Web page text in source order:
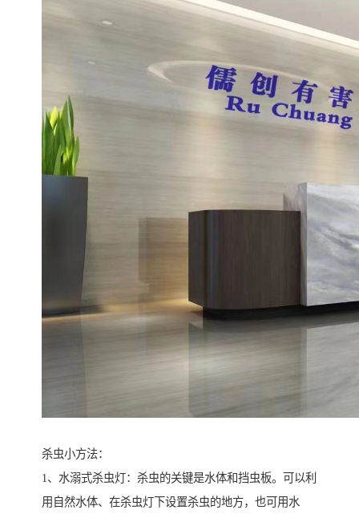
杀虫小方法：
1、水溺式杀虫灯：杀虫的关键是水体和挡虫板。可以利
用自然水体、在杀虫灯下设置杀虫的地方，也可用水